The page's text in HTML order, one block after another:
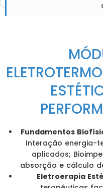
Fundamentos
Interação energia-
aplicados;
absorção e cálculo
Eletroerapia